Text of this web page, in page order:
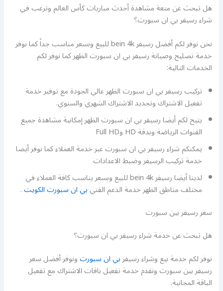
هل تبحث عن متعة مشاهدة أحدث مباريات كأس العالم وترغب في
شراء رسيفر بي ان سبورت؟
نحن نوفر لكم أفضل رسيفر bein 4k للبيع وبسعر مناسب جداً كما نوفر
خدمة تصليح وصيانة رسيفر بي ان سبورت الظهر كما نوفر لكم
الخدمات التالية:
تركيب رسيفر بي ان سبورت الظهر عالي الجودة مع توفير خدمة
تفعيل الاشتراك وتجديد الاشتراك الشهري والسنوي.
يتيح لكم أيضا رسيفر بي ان سبورت الظهر إمكانية مشاهدة جميع
القنوات الرياضة وبدقة HD وFull HD
يمكنكم شراء رسيفر بي ان سبورت عبر خدمة العملاء كما نوفر أيضا
خدمة تركيب الرسيفر وضبط الاعدادات
لدينا أيضا رسيفر bein 4k للبيع وبسعر يناسب كافة العملاء في
مختلف مناطق الظهر خدمة الدعم الفنيبي ان سبورت الكويت.
سعر رسيفر بين سبورت
هل تبحث عن خدمة شراء رسيفر بي ان سبورت؟
نوفر لكم خدمة بيع وشراء رسيفربي ان سبورتونوفر أفضل سعر
رسيفر بين سبورت ونقدم خدمة تفعيل باقات الاشتراك مع تفعيل
الباقة المجانية.